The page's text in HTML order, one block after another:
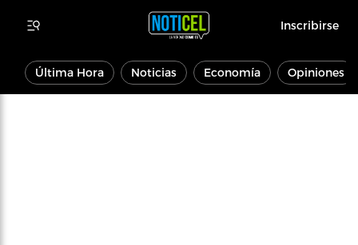
Inscribirse
Última Hora Noticias Economía Opiniones